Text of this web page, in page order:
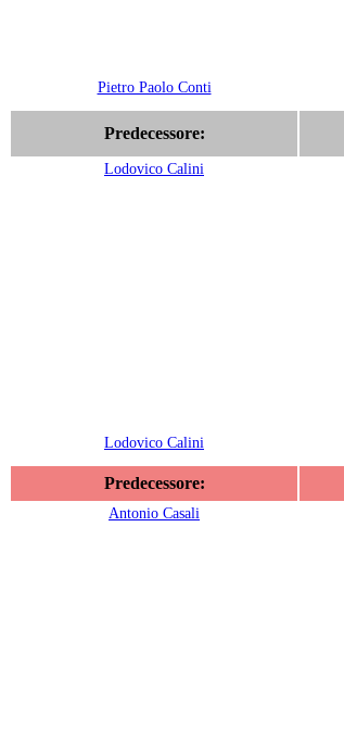
Pietro Paolo Conti
Predecessore:
Lodovico Calini
Lodovico Calini
Predecessore:
Antonio Casali